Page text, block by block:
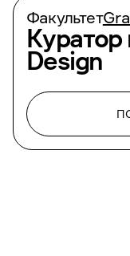
Факультет
Куратор
Design